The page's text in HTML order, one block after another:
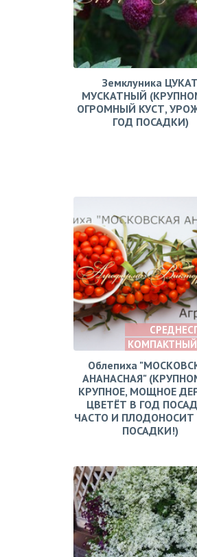
Земклуника
МУСКАТНЫЙ
ОГРОМНЫЙ КУСТ,
ГОД ПОСАДКИ)
Облепиха
АНАНАСНАЯ"
КРУПНОЕ, МОЩНОЕ
ЦВЕТЁТ В ГОД
ЧАСТО И ПЛОДОНОСИТ
ПОСАДКИ!)